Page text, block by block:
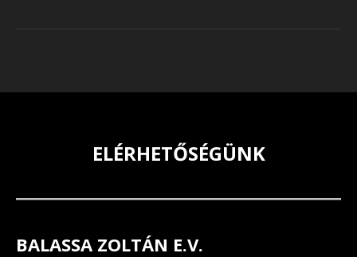
ELÉRHETŐSÉGÜNK
BALASSA ZOLTÁN E.V.